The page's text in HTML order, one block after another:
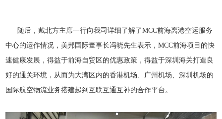
随后，戴北方主席一行向我司详细了解了MCC前海离港空运服务
中心的运作情况，美邦国际董事长冯晓先生表示，MCC前海项目的快
速健康发展，得益于前海自贸区的优惠政策，得益于深圳海关打造良
好的通关环境，从而为大湾区内的香港机场、广州机场、深圳机场的
国际航空物流业务搭建起到互联互通互补的合作平台。